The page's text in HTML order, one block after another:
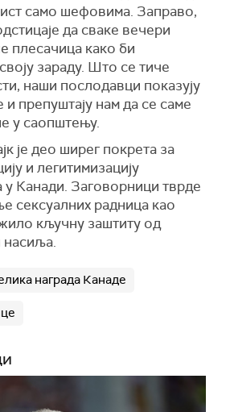
само шефовима. Заправо,
да сваке вечери
плесачица како би
зараду. Што се тиче
наши послодавци показују
препуштају нам да се саме
у саопштењу.
је део ширег покрета за
и легитимизацију
у Канади. Заговорници тврде
сексуалних радница као
кључну заштиту од
насиља.
награда Канаде